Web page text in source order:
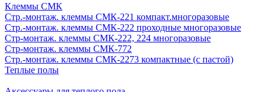
Клеммы СМК
Стр.-монтаж. клеммы СМК-221 компакт.многоразовые
Стр.-монтаж. клеммы СМК-222 проходные многоразовые
Стр-монтаж. клеммы СМК-222, 224 многоразовые
Стр-монтаж. клеммы СМК-772
Стр.-монтаж. клеммы СМК-2273 компактные (с пастой)
Теплые полы